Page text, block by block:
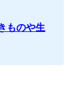
ものや生